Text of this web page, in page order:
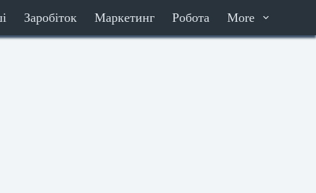
Заробіток Маркетинг Робота More